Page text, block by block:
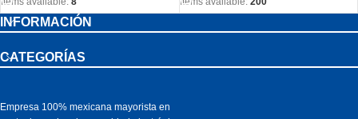
INFORMACIÓN
CATEGORÍAS
Empresa 100% mexicana mayorista en